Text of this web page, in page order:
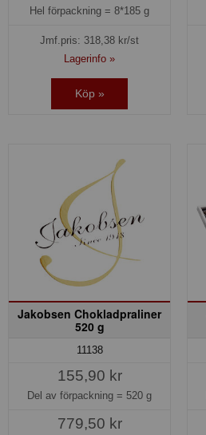
Hel förpackning = 8*185 g
Jmf.pris: 318,38 kr/st
Lagerinfo »
Köp »
Jakobsen Chokladpraliner
520 g
11138
155,90 kr
Del av förpackning = 520 g
779,50 kr